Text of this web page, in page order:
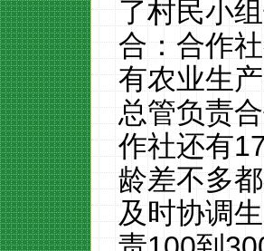
了村民小
合：合作
有农业生
总管负责
作社还有
龄差不多
及时协调